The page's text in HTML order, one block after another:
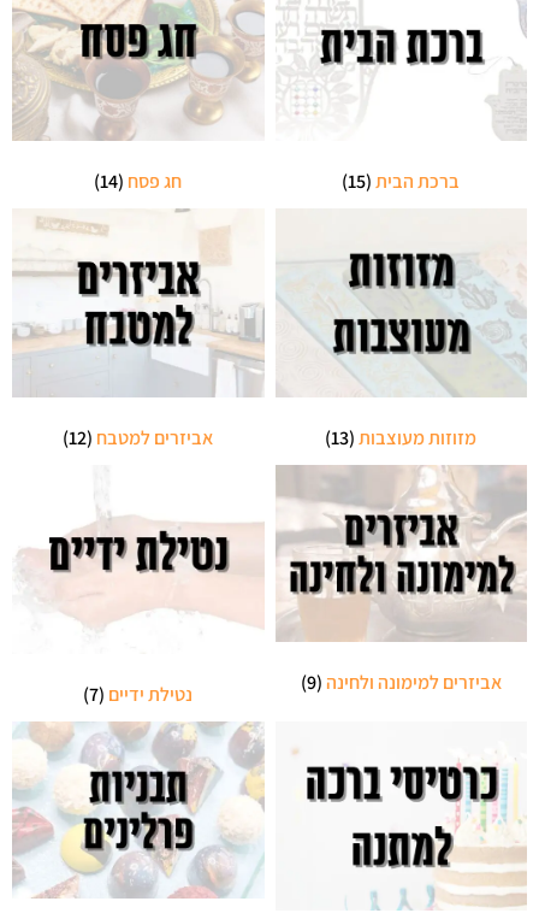
ברכת הבית(15) חג פסח (14)
מזוזות מעוצבות(13) אביזרים למטבח (12)
אביזרים למימונה ולחינה(9) נטילת ידיים (7)